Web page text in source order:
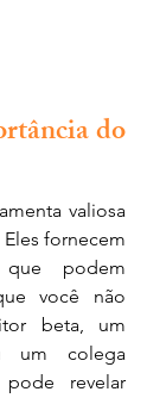
do
valiosa
fornecem
que podem
você não
beta, um
um colega
revelar